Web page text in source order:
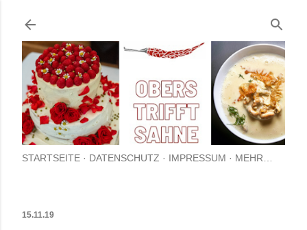
STARTSEITE DATENSCHUTZ IMPRESSUM MEHR…
15.11.19